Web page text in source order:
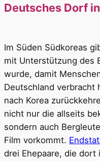
Deutsches Dorf
Im Süden Südkoreas
mit Unterstützung des
wurde, damit
Deutschland verbracht
nach Korea
nicht nur die allseits
sondern auch
Film vorkommt.
drei Ehepaare, die